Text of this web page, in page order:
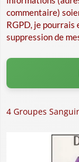
commentaire)
RGPD, je pourrais
suppression de
4 Groupes